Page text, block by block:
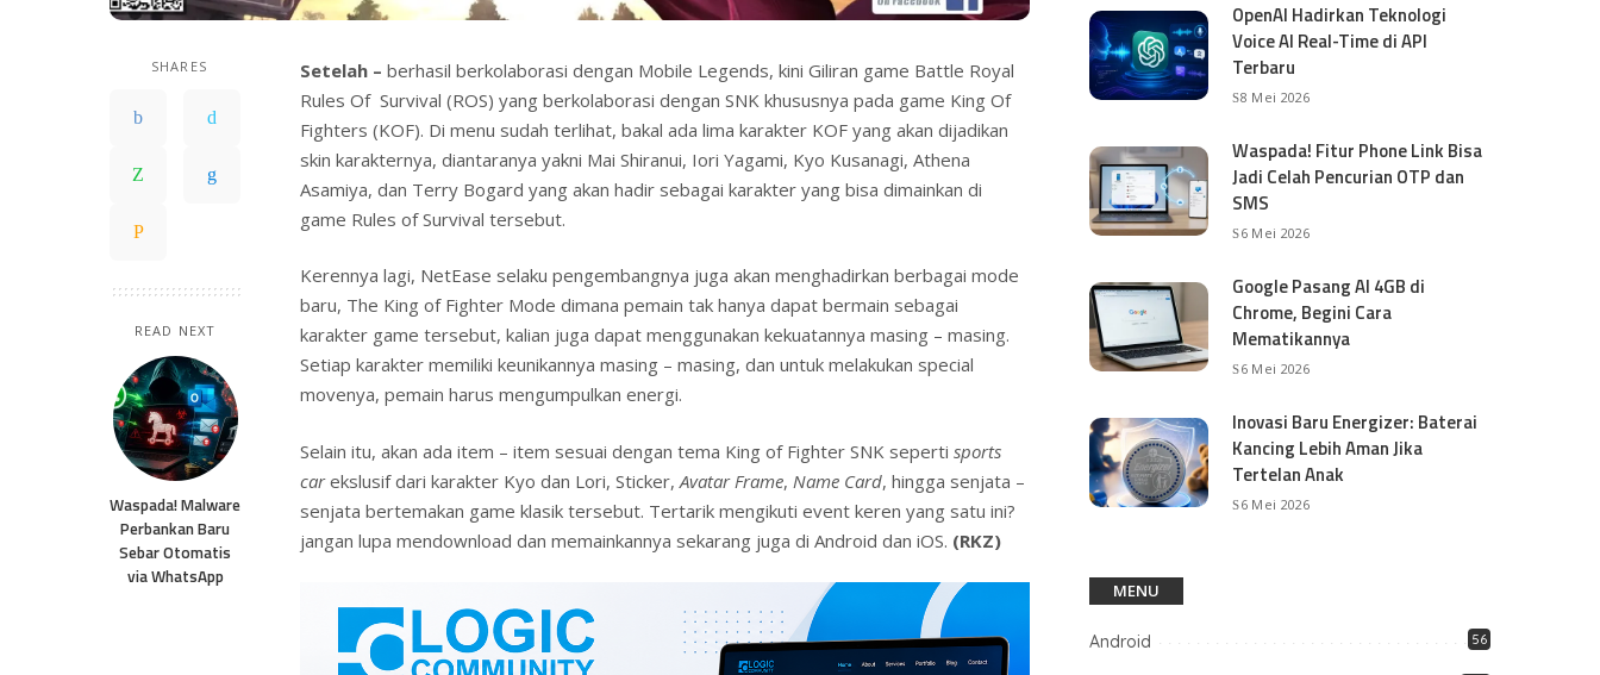
SHARES
READ NEXT
Waspada! Malware
Perbankan Baru
Sebar Otomatis
via WhatsApp
Setelah – berhasil berkolaborasi dengan Mobile Legends, kini Giliran game Battle Royal
Rules Of Survival (ROS) yang berkolaborasi dengan SNK khususnya pada game King Of
Fighters (KOF). Di menu sudah terlihat, bakal ada lima karakter KOF yang akan dijadikan
skin karakternya, diantaranya yakni Mai Shiranui, Iori Yagami, Kyo Kusanagi, Athena
Asamiya, dan Terry Bogard yang akan hadir sebagai karakter yang bisa dimainkan di
game Rules of Survival tersebut.
Kerennya lagi, NetEase selaku pengembangnya juga akan menghadirkan berbagai mode
baru, The King of Fighter Mode dimana pemain tak hanya dapat bermain sebagai
karakter game tersebut, kalian juga dapat menggunakan kekuatannya masing – masing.
Setiap karakter memiliki keunikannya masing – masing, dan untuk melakukan special
movenya, pemain harus mengumpulkan energi.
Selain itu, akan ada item – item sesuai dengan tema King of Fighter SNK seperti sports
carekslusif dari karakter Kyo dan Lori, Sticker, Avatar Frame, Name Card, hingga senjata –
senjata bertemakan game klasik tersebut. Tertarik mengikuti event keren yang satu ini?
jangan lupa mendownload dan memainkannya sekarang juga di Android dan iOS. (RKZ)
OpenAI Hadirkan Teknologi
Voice AI Real-Time di API
Terbaru
8 Mei 2026
Waspada! Fitur Phone Link Bisa
Jadi Celah Pencurian OTP dan
SMS
6 Mei 2026
Google Pasang AI 4GB di
Chrome, Begini Cara
Mematikannya
6 Mei 2026
Inovasi Baru Energizer: Baterai
Kancing Lebih Aman Jika
Tertelan Anak
6 Mei 2026
MENU
Android 56